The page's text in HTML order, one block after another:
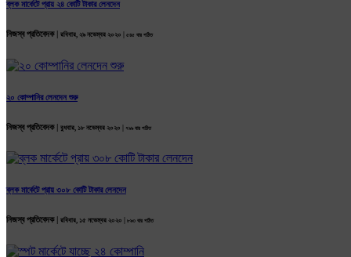
ব্লক মার্কেটে প্রায় ২৪ কোটি টাকার লেনদেন
নিজস্ব প্রতিবেদক | রবিবার, ২৯ নভেম্বর ২০২০ | ৫৪৫ বার পঠিত
২০ কোম্পানির লেনদেন শুরু
নিজস্ব প্রতিবেদক | বুধবার, ১৮ নভেম্বর ২০২০ | ৭৯৯ বার পঠিত
ব্লক মার্কেটে প্রায় ৩০৮ কোটি টাকার লেনদেন
নিজস্ব প্রতিবেদক | রবিবার, ১৫ নভেম্বর ২০২০ | ৮৯৩ বার পঠিত